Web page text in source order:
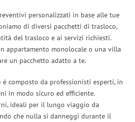
personalizzati in base alle tue
di diversi pacchetti di trasloco,
del trasloco e ai servizi richiesti.
appartamento monolocale o una villa
un pacchetto adatto a te.
composto da professionisti esperti, in
in modo sicuro ed efficiente.
ideali per il lungo viaggio da
che nulla si danneggi durante il